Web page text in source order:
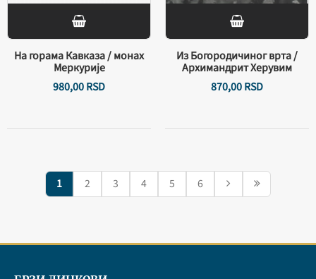
На горама Кавказа / монах
Меркурије
980,00RSD
Из Богородичиног врта /
Архимандрит Херувим
870,00RSD
1 2 3 4 5 6